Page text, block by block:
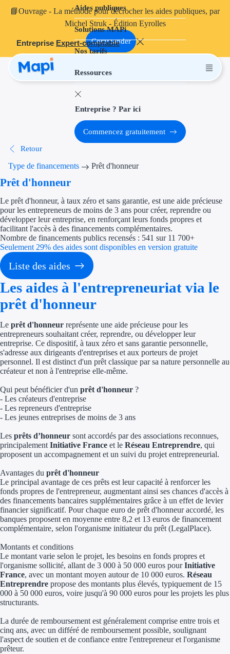
📘Ouvrage - La méthode pour décrocher les aides publiques, par
Michel Struk - Édition Eyrolles
Commander
Entreprise Expert-comptable
Aides publiques
Solutions MAPi
Nos tarifs
Ressources
Aides publiques
Projets finançables
Aides à
Thématiques
Économies
Création
Cession
Entreprise en
Aides sans
Subventions
Réduction des
Aides Fiscales et
Crédits &
Aides Urssaf
Entreprise ? Par ici
Commencez gratuitement
Retour
Type de financements Prêt d'honneur
Prêt d'honneur
Le prêt d'honneur, à taux zéro et sans garantie, est une aide précieuse
pour les entrepreneurs de moins de 3 ans pour créer, reprendre ou
développer leur entreprise, en renforçant leurs fonds propres et
facilitant l'accès à des financements complémentaires.
Nombre de financements publics recensés : 541 sur 11 700+
Seulement 29% des aides sont disponibles en version gratuite
Liste des aides
Les aides à l'entrepreneuriat via le
prêt d'honneur
Le prêt d'honneur représente une aide précieuse pour les
entrepreneurs souhaitant créer, reprendre, ou développer leur
entreprise. Ce dispositif, à taux zéro et sans garantie personnelle,
s'adresse aux dirigeants d'entreprises et aux porteurs de projet
personnel. Il est distinct d'un prêt classique par sa nature personnelle au
créateur et non à l'entreprise elle-même.
Qui peut bénéficier d'un prêt d'honneur ?
- Les créateurs d'entreprise
- Les repreneurs d'entreprise
- Les jeunes entreprises de moins de 3 ans
Les prêts d’honneur sont accordés par des associations reconnues,
principalement Initiative France et le Réseau Entreprendre, qui
proposent un accompagnement et un suivi du projet entrepreneurial.
Avantages du prêt d'honneur
Le principal avantage de ces prêts est leur capacité à renforcer les
fonds propres de l'entrepreneur, augmentant ainsi ses chances d'accès à
des financements bancaires supplémentaires grâce à un effet de levier
financier significatif. Pour chaque euro de prêt d'honneur accordé, les
banques proposent en moyenne entre 8,2 et 13 euros de financement
complémentaire, selon l'organisme initiateur du prêt (LegalPlace).
Montants et conditions
Le montant varie selon le projet, les besoins en fonds propres et
l'organisme sollicité, allant de 3 000 à 50 000 euros pourInitiative
France, avec un montant moyen autour de 10 000 euros. Réseau
Entreprendre propose des montants plus élevés, typiquement de 15
000 à 50 000 euros, voire jusqu'à 90 000 euros pour les projets les plus
structurants.
La durée de remboursement est généralement comprise entre trois et
cinq ans, avec un différé de remboursement possible, soulignant
l'aspect de soutien et de confiance entre l'entrepreneur et l'organisme
prêteur.